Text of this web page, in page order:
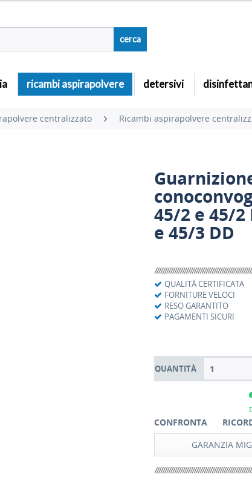
cerca
ricambi aspirapolvere detersivi
centralizzato Ricambi aspirapolvere
45/2 e 45/2
e 45/3 DD
QUALITÁ CERTIFICATA
FORNITURE VELOCI
RESO GARANTITO
PAGAMENTI SICURI
QUANTITÀ 1
CONFRONTA
GARANZIA